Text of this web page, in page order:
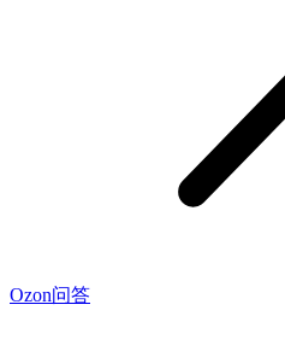
Ozon问答